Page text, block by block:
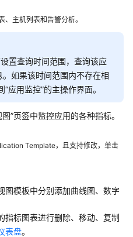
主机列表和告警分析。
置查询时间范围，查询该应
如果该时间范围内不存在相
应用监控”的主操作界面。
”页签中监控应用的各种指标。
Template，且支持修改，单击
图模板中分别添加曲线图、数字
指标图表进行删除、移动、复制
表盘。